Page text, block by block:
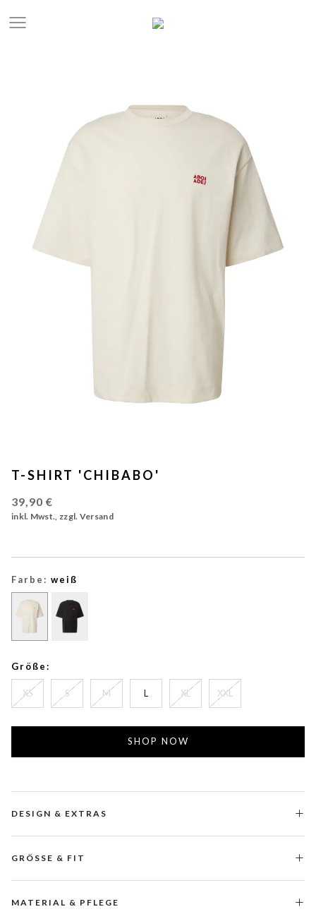
T-SHIRT 'CHIBABO'
39,90 €
inkl. Mwst., zzgl. Versand
Farbe: weiß
Größe:
XS S M L XL XXL
SHOP NOW
DESIGN & EXTRAS
GRÖSSE & FIT
MATERIAL & PFLEGE